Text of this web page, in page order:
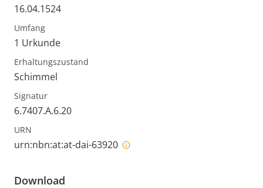
16.04.1524
Umfang
1 Urkunde
Erhaltungszustand
Schimmel
Signatur
6.7407.A.6.20
URN
urn:nbn:at:at-dai-63920
Download